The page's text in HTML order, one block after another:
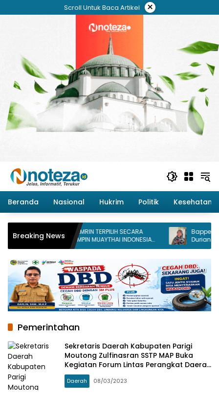
ke
Scroll Untuk Baca Artikel ×
Beranda Nasional Hukrim Politik Kesehatan
Breaking News
ROSIHAN H. THAMRIN TERPILIH SECARA
DEMOKRATIS PIMPIN MUAYTHAI INDONESIA
KOTA PALU
Durian
Pemerintahan
Sekretaris Daerah Kabupaten Parigi
Moutong Zulfinasran SSTP MAP Buka
Kegiatan Forum Lintas Perangkat Daerah
Penyusunan Dokumen Rencana Kerja
Pemerintah Daerah (RKPD) Kabupaten
Daerah 08/03/2023